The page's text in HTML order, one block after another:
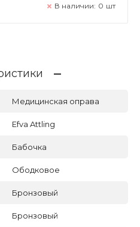
В наличии: 0 шт
Медицинская оправа
Efva Attling
Бабочка
Ободковое
Бронзовый
Бронзовый